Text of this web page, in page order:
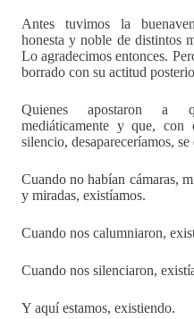
Antes tuvimos la
honesta y noble de distintos
Lo agradecimos entonces.
borrado con su actitud
Quienes apostaron a
mediáticamente y que,
silencio, desapareceríamos,
Cuando no habían cámaras,
y miradas, existíamos.
Cuando nos calumniaron,
Cuando nos silenciaron,
Y aquí estamos, existiendo.